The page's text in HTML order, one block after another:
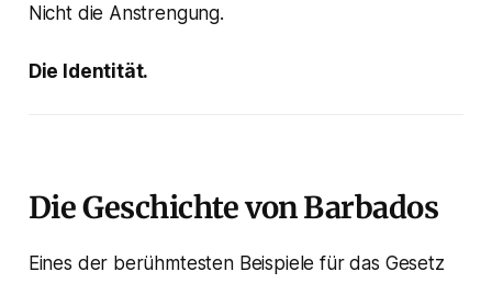
Nicht die Anstrengung.
Die Identität.
Die Geschichte von Barbados
Eines der berühmtesten Beispiele für das Gesetz